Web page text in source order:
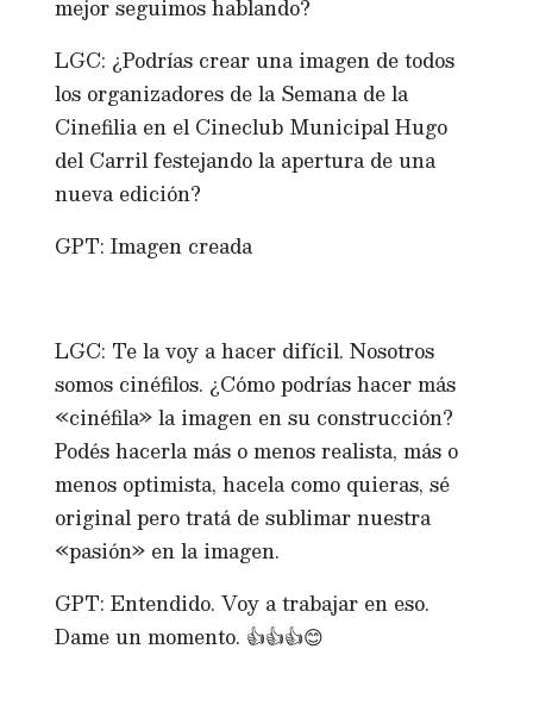
mejor seguimos hablando?
LGC: ¿Podrías crear una imagen de todos
los organizadores de la Semana de la
Cinefilia en el Cineclub Municipal Hugo
del Carril festejando la apertura de una
nueva edición?
GPT: Imagen creada
LGC: Te la voy a hacer difícil. Nosotros
somos cinéfilos. ¿Cómo podrías hacer más
«cinéfila» la imagen en su construcción?
Podés hacerla más o menos realista, más o
menos optimista, hacela como quieras, sé
original pero tratá de sublimar nuestra
«pasión» en la imagen.
GPT: Entendido. Voy a trabajar en eso.
Dame un momento. 👍👍👍😊